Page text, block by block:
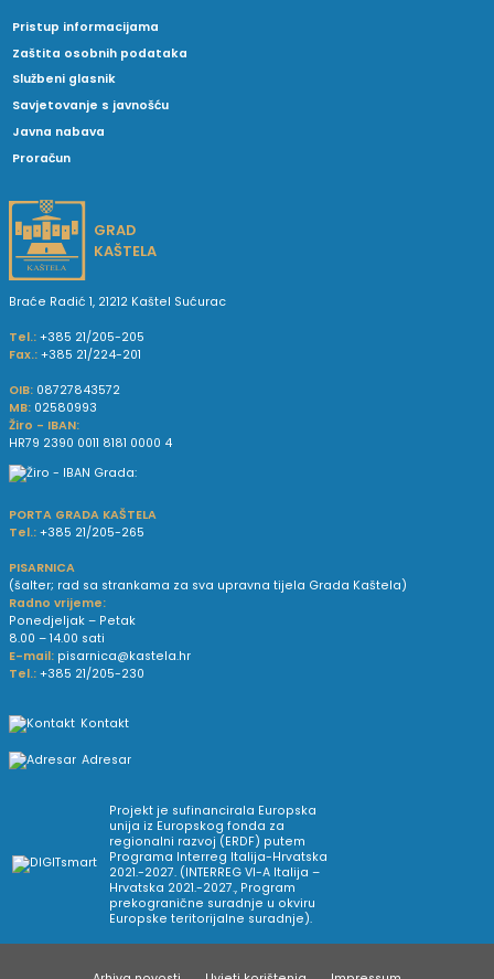
Pristup informacijama
Zaštita osobnih podataka
Službeni glasnik
Savjetovanje s javnošću
Javna nabava
Proračun
GRAD
KAŠTELA
Braće Radić 1, 21212 Kaštel Sućurac
Tel.: +385 21/205-205
Fax.: +385 21/224-201
OIB: 08727843572
MB: 02580993
Žiro - IBAN:
HR79 2390 0011 8181 0000 4
PORTA GRADA KAŠTELA
Tel.: +385 21/205-265
PISARNICA
(šalter; rad sa strankama za sva upravna tijela Grada Kaštela)
Radno vrijeme:
Ponedjeljak – Petak
8.00 – 14.00 sati
E-mail: pisarnica@kastela.hr
Tel.: +385 21/205-230
Kontakt
Adresar
Projekt je sufinancirala Europska
unija iz Europskog fonda za
regionalni razvoj (ERDF) putem
Programa Interreg Italija-Hrvatska
2021.-2027. (INTERREG VI-A Italija –
Hrvatska 2021.-2027., Program
prekogranične suradnje u okviru
Europske teritorijalne suradnje).